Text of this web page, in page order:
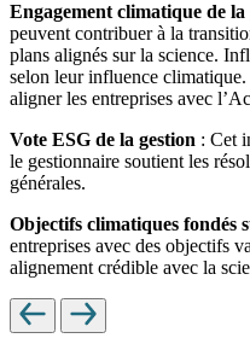
Engagement climatique de la
peuvent contribuer à la
plans alignés sur la science.
selon leur influence
aligner les entreprises avec
Vote ESG de la gestion : Cet
le gestionnaire soutient les
générales.
Objectifs climatiques fondés
entreprises avec des objectifs
alignement crédible avec la